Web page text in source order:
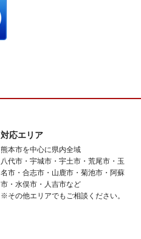
対応エリア
熊本市を中心に県内全域
八代市・宇城市・宇土市・荒尾市・玉
名市・合志市・山鹿市・菊池市・阿蘇
市・水俣市・人吉市など
※その他エリアでもご相談ください。